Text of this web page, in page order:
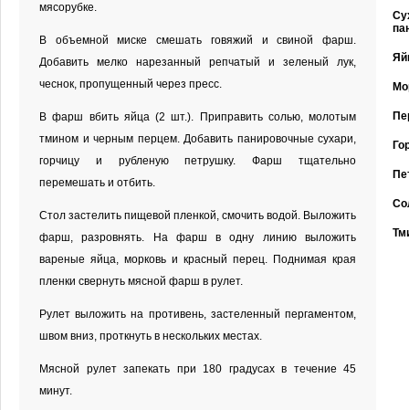
мясорубке.
В объемной миске смешать говяжий и свиной фарш.
Добавить мелко нарезанный репчатый и зеленый лук,
чеснок, пропущенный через пресс.
В фарш вбить яйца (2 шт.). Приправить солью, молотым
тмином и черным перцем. Добавить панировочные сухари,
горчицу и рубленую петрушку. Фарш тщательно
перемешать и отбить.
Стол застелить пищевой пленкой, смочить водой. Выложить
фарш, разровнять. На фарш в одну линию выложить
вареные яйца, морковь и красный перец. Поднимая края
пленки свернуть мясной фарш в рулет.
Рулет выложить на противень, застеленный пергаментом,
швом вниз, проткнуть в нескольких местах.
Мясной рулет запекать при 180 градусах в течение 45
минут.